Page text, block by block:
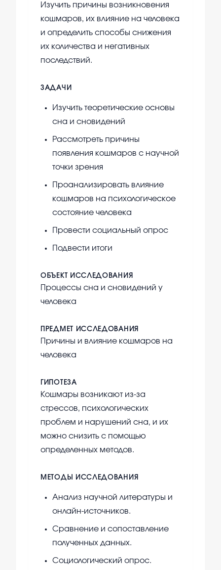
Изучить причины возникновения
кошмаров, их влияние на человека
и определить способы снижения
их количества и негативных
последствий.
ЗАДАЧИ
Изучить теоретические основы
сна и сновидений
Рассмотреть причины
появления кошмаров с научной
точки зрения
Проанализировать влияние
кошмаров на психологическое
состояние человека
Провести социальный опрос
Подвести итоги
ОБЪЕКТ ИССЛЕДОВАНИЯ
Процессы сна и сновидений у
человека
ПРЕДМЕТ ИССЛЕДОВАНИЯ
Причины и влияние кошмаров на
человека
ГИПОТЕЗА
Кошмары возникают из-за
стрессов, психологических
проблем и нарушений сна, и их
можно снизить с помощью
определенных методов.
МЕТОДЫ ИССЛЕДОВАНИЯ
Анализ научной литературы и
онлайн-источников.
Сравнение и сопоставление
полученных данных.
Социологический опрос.